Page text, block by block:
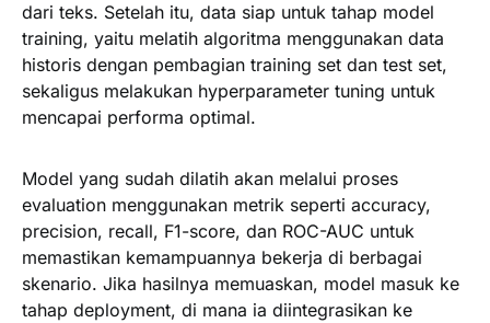
dari teks. Setelah itu, data siap untuk tahap model
training, yaitu melatih algoritma menggunakan data
historis dengan pembagian training set dan test set,
sekaligus melakukan hyperparameter tuning untuk
mencapai performa optimal.
Model yang sudah dilatih akan melalui proses
evaluation menggunakan metrik seperti accuracy,
precision, recall, F1-score, dan ROC-AUC untuk
memastikan kemampuannya bekerja di berbagai
skenario. Jika hasilnya memuaskan, model masuk ke
tahap deployment, di mana ia diintegrasikan ke